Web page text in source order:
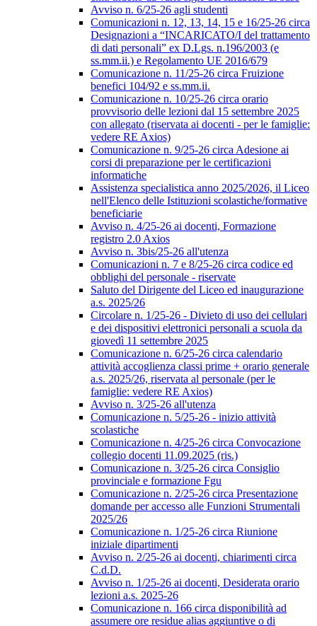
Avviso n. 6/25-26 agli studenti
Comunicazioni n. 12, 13, 14, 15 e 16/25-26 circa
Designazioni a “INCARICATO/I del trattamento
di dati personali” ex D.Lgs. n.196/2003 (e
ss.mm.ii.) e Regolamento UE 2016/679
Comunicazione n. 11/25-26 circa Fruizione
benefici 104/92 e ss.mm.ii.
Comunicazione n. 10/25-26 circa orario
provvisorio delle lezioni dal 15 settembre 2025
con allegato (riservata ai docenti - per le famiglie:
vedere RE Axios)
Comunicazione n. 9/25-26 circa Adesione ai
corsi di preparazione per le certificazioni
informatiche
Assistenza specialistica anno 2025/2026, il Liceo
nell'Elenco delle Istituzioni scolastiche/formative
beneficiarie
Avviso n. 4/25-26 ai docenti, Formazione
registro 2.0 Axios
Avviso n. 3bis/25-26 all'utenza
Comunicazioni n. 7 e 8/25-26 circa codice ed
obblighi del personale - riservate
Saluto del Dirigente del Liceo ed inaugurazione
a.s. 2025/26
Circolare n. 1/25-26 - Divieto di uso dei cellulari
e dei dispositivi elettronici personali a scuola da
giovedì 11 settembre 2025
Comunicazione n. 6/25-26 circa calendario
attività accoglienza classi prime + orario generale
a.s. 2025/26, riservata al personale (per le
famiglie: vedere RE Axios)
Avviso n. 3/25-26 all'utenza
Comunicazione n. 5/25-26 - inizio attività
scolastiche
Comunicazione n. 4/25-26 circa Convocazione
collegio docenti 11.09.2025 (ris.)
Comunicazione n. 3/25-26 circa Consiglio
provinciale e formazione Fgu
Comunicazione n. 2/25-26 circa Presentazione
domande per accesso alle Funzioni Strumentali
2025/26
Comunicazione n. 1/25-26 circa Riunione
iniziale dipartimenti
Avviso n. 2/25-26 ai docenti, chiarimenti circa
C.d.D.
Avviso n. 1/25-26 ai docenti, Desiderata orario
lezioni a.s. 2025-26
Comunicazione n. 166 circa disponibilità ad
assumere ore residue alias aggiuntive o di